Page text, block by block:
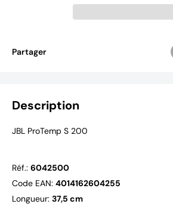
Partager
Description
JBL ProTemp S 200
Réf.: 6042500
Code EAN: 4014162604255
Longueur: 37,5 cm